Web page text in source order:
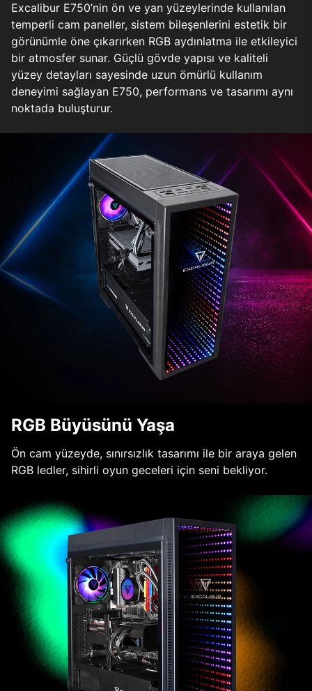
Excalibur E750’nin ön ve yan yüzeylerinde kullanılan
temperli cam paneller, sistem bileşenlerini estetik bir
görünümle öne çıkarırken RGB aydınlatma ile etkileyici
bir atmosfer sunar. Güçlü gövde yapısı ve kaliteli
yüzey detayları sayesinde uzun ömürlü kullanım
deneyimi sağlayan E750, performans ve tasarımı aynı
noktada buluşturur.
RGB Büyüsünü Yaşa
Ön cam yüzeyde, sınırsızlık tasarımı ile bir araya gelen
RGB ledler, sihirli oyun geceleri için seni bekliyor.